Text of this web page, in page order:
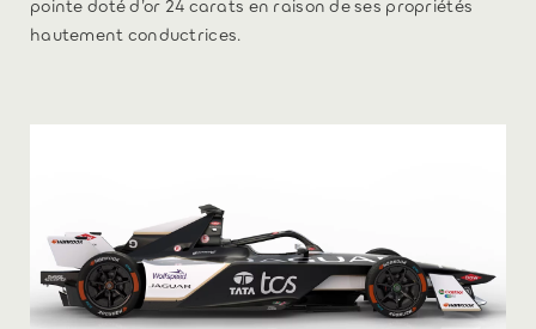
hautement conductrices.